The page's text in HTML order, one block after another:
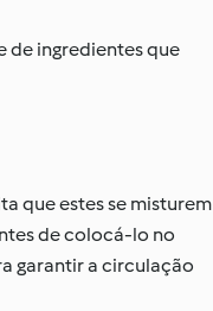
de ingredientes que
que estes se misturem
de colocá-lo no
garantir a circulação